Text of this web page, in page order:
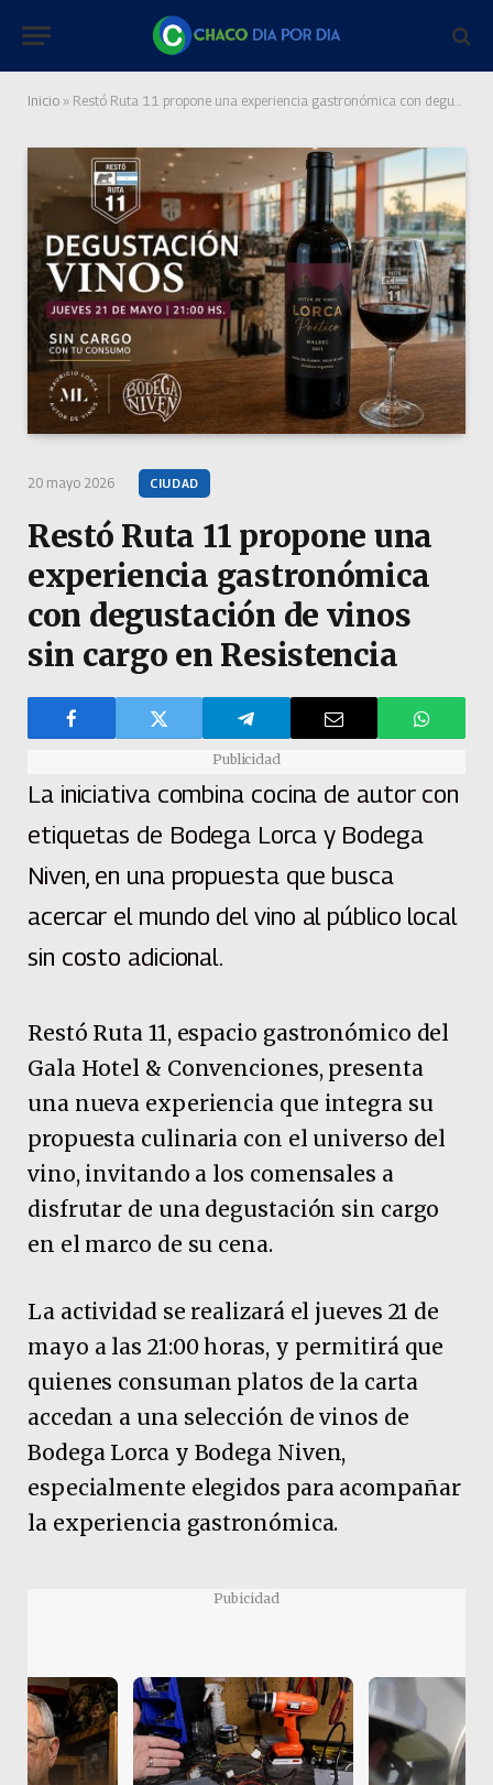
Inicio » Restó Ruta 11 propone una experiencia gastronómica con degustación de vinos sin cargo en Resistencia
20 mayo 2026 CIUDAD
Restó Ruta 11 propone una
experiencia gastronómica
con degustación de vinos
sin cargo en Resistencia
Publicidad
La iniciativa combina cocina de autor con
etiquetas de Bodega Lorca y Bodega
Niven, en una propuesta que busca
acercar el mundo del vino al público local
sin costo adicional.
Restó Ruta 11, espacio gastronómico del
Gala Hotel & Convenciones, presenta
una nueva experiencia que integra su
propuesta culinaria con el universo del
vino, invitando a los comensales a
disfrutar de una degustación sin cargo
en el marco de su cena.
La actividad se realizará el jueves 21 de
mayo a las 21:00 horas, y permitirá que
quienes consuman platos de la carta
accedan a una selección de vinos de
Bodega Lorca y Bodega Niven,
especialmente elegidos para acompañar
la experiencia gastronómica.
Pubicidad